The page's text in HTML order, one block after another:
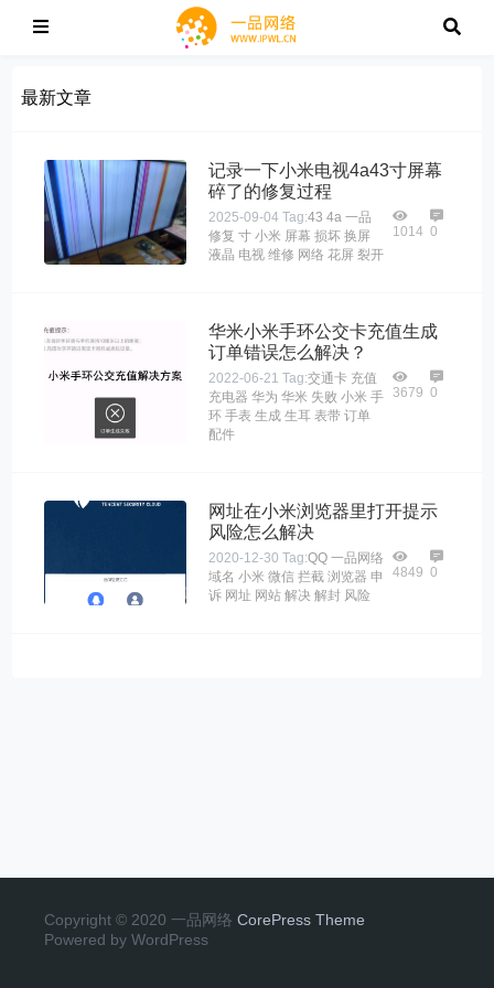
最新文章
记录一下小米电视4a43寸屏幕
碎了的修复过程
2025-09-04 Tag:43 4a 一品
修复 寸 小米 屏幕 损坏 换屏
液晶 电视 维修 网络 花屏 裂开
1014 0
华米小米手环公交卡充值生成
订单错误怎么解决？
2022-06-21 Tag:交通卡 充值
充电器 华为 华米 失败 小米 手
环 手表 生成 生耳 表带 订单
配件
3679 0
网址在小米浏览器里打开提示
风险怎么解决
2020-12-30 Tag:QQ 一品网络
域名 小米 微信 拦截 浏览器 申
诉 网址 网站 解决 解封 风险
4849 0
Copyright © 2020 一品网络 CorePress Theme
Powered by WordPress